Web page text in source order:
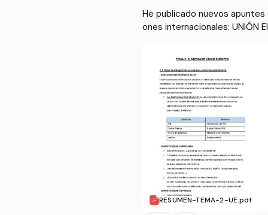
He publicado nuevos apuntes
ones internacionales: UNIÓN
RESUMEN-TEMA-2-UE.pdf